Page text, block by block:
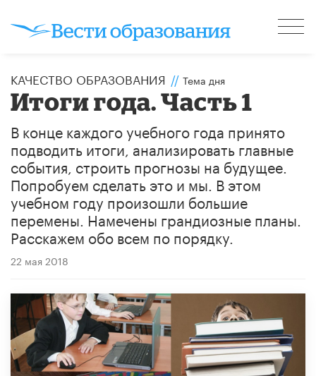
КАЧЕСТВО ОБРАЗОВАНИЯ // Тема дня
Итоги года. Часть 1
В конце каждого учебного года принято
подводить итоги, анализировать главные
события, строить прогнозы на будущее.
Попробуем сделать это и мы. В этом
учебном году произошли большие
перемены. Намечены грандиозные планы.
Расскажем обо всем по порядку.
22 мая 2018